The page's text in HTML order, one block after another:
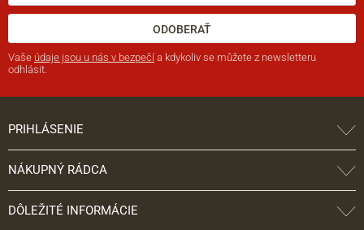
ODOBERAŤ
Vaše údaje jsou u nás v bezpečí a kdykoliv se můžete z newsletteru
odhlásit.
PRIHLÁSENIE
NÁKUPNÝ RÁDCA
DÔLEŽITÉ INFORMÁCIE